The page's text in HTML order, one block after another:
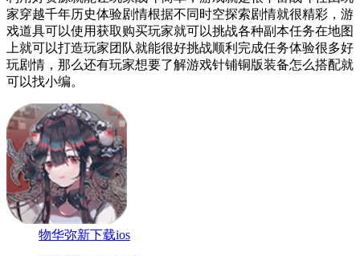
家穿越千年历史体验剧情根据不同时空探索剧情就很精彩，游
戏道具可以使用获取购买玩家就可以挑战各种副本任务在地图
上就可以打造玩家团队就能很好挑战顺利完成任务体验很多好
玩剧情，那么还有玩家想要了解游戏针铺铜版装备怎么搭配就
可以找小编。
物华弥新下载ios